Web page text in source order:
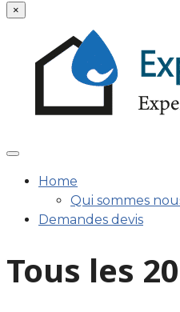
×
Home
Qui sommes
Demandes devis
Tous les